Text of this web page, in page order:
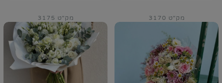
מק"ט 3170 מק"ט 3175